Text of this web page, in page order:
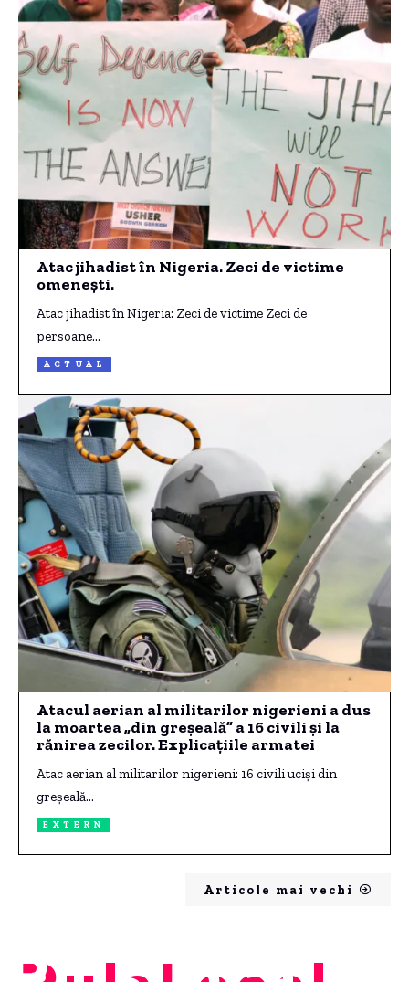
Atac jihadist în Nigeria. Zeci de victime
omenești.
Atac jihadist în Nigeria: Zeci de victime Zeci de
persoane…
ACTUAL
Atacul aerian al militarilor nigerieni a dus
la moartea „din greșeală” a 16 civili și la
rănirea zecilor. Explicațiile armatei
Atac aerian al militarilor nigerieni: 16 civili uciși din
greșeală…
EXTERN
Articole mai vechi